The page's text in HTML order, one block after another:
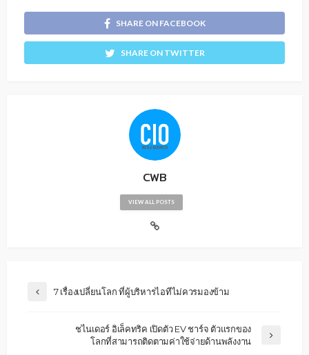
SHARE ON FACEBOOK
SHARE ON TWITTER
CWB
VIEW ALL POSTS
7 เรื่องเปลี่ยนโลก ที่ผู้บริหารไอทีไม่ควรมองข้าม
ชไนเดอร์ อิเล็คทริค เปิดตัว EV ชาร์จ ตัวแรกของ
โลกที่สามารถติดตามค่าใช้จ่ายด้านพลังงาน